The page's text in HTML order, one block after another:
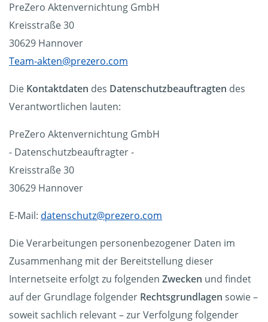
PreZero Aktenvernichtung GmbH
Kreisstraße 30
30629 Hannover
Team-akten@prezero.com
Die Kontaktdaten des Datenschutzbeauftragten des
Verantwortlichen lauten:
PreZero Aktenvernichtung GmbH
- Datenschutzbeauftragter -
Kreisstraße 30
30629 Hannover
E-Mail: datenschutz@prezero.com
Die Verarbeitungen personenbezogener Daten im
Zusammenhang mit der Bereitstellung dieser
Internetseite erfolgt zu folgenden Zwecken und findet
auf der Grundlage folgender Rechtsgrundlagen sowie –
soweit sachlich relevant – zur Verfolgung folgender